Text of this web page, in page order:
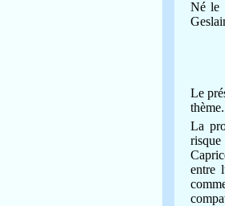
Né le
Le
thème.
La
risque
entre